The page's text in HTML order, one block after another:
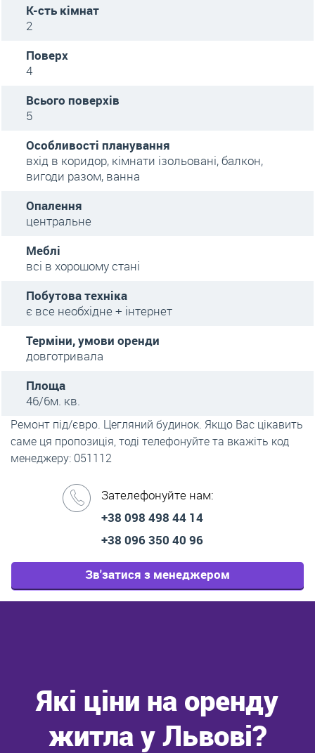
К-сть кімнат
2
Поверх
4
Всього поверхів
5
Особливості планування
вхід в коридор, кімнати ізольовані, балкон,
вигоди разом, ванна
Опалення
центральне
Меблі
всі в хорошому стані
Побутова техніка
є все необхідне + інтернет
Терміни, умови оренди
довготривала
Площа
46/6м. кв.
Ремонт під/євро. Цегляний будинок. Якщо Вас цікавить
саме ця пропозиція, тоді телефонуйте та вкажіть код
менеджеру: 051112
Зателефонуйте нам:
+38 098 498 44 14
+38 096 350 40 96
Зв'затися з менеджером
Які ціни на оренду
житла у Львові?